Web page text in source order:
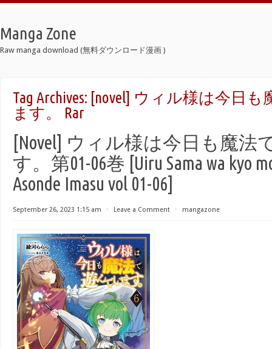
Manga Zone
Raw manga download (無料ダウンロード漫画 )
Tag Archives: [novel] ウィル様は今日
ます。 Rar
[Novel] ウィル様は今日も魔法
す。第01-06巻 [Uiru Sama wa kyo
Asonde Imasu vol 01-06]
September 26, 2023 1:15 am ⋅ Leave a Comment ⋅ mangazone